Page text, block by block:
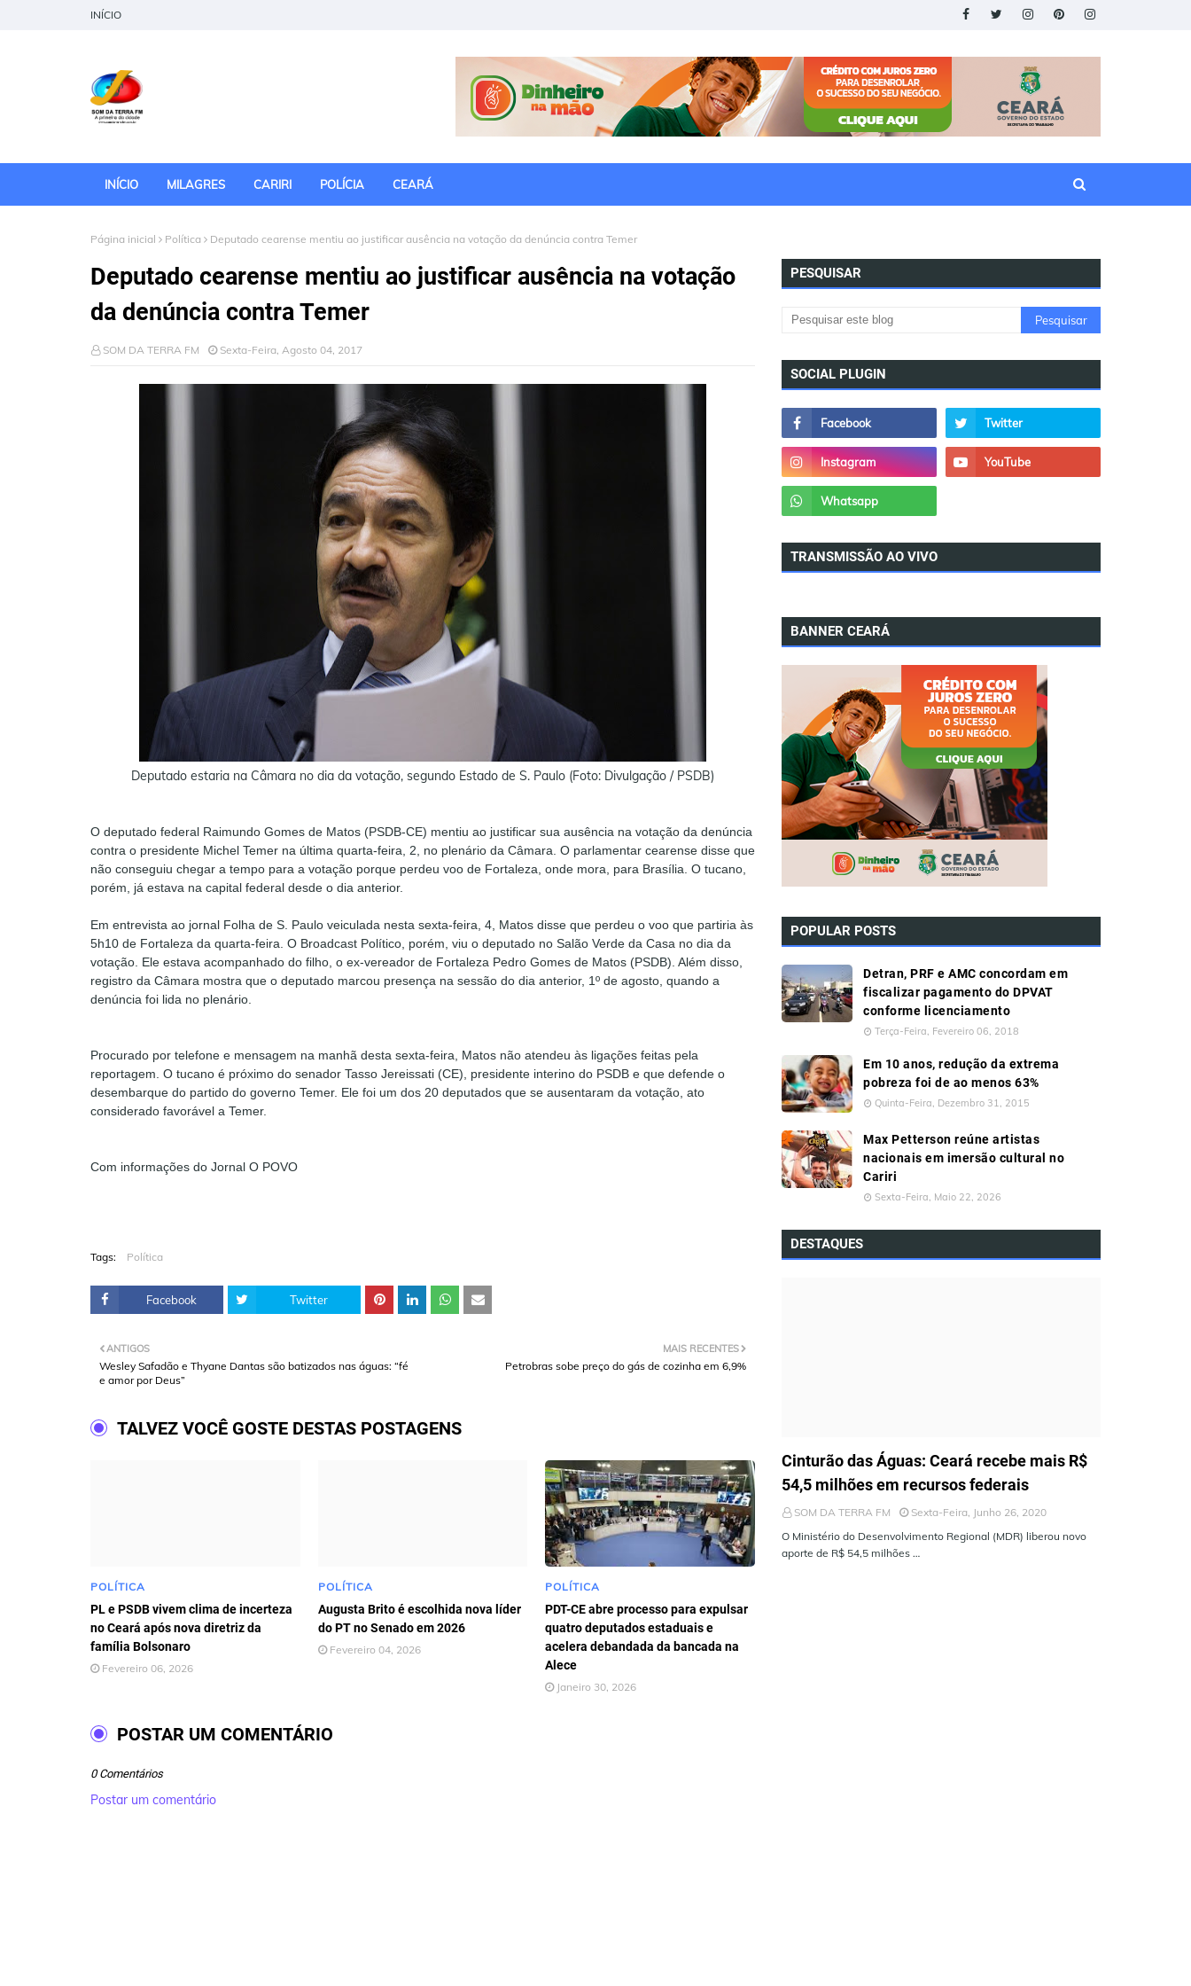
INÍCIO
INÍCIO MILAGRES CARIRI POLÍCIA CEARÁ
Página inicial Política Deputado cearense mentiu ao justificar ausência na votação da denúncia contra Temer
Deputado cearense mentiu ao justificar ausência na votação
da denúncia contra Temer
SOM DA TERRA FM Sexta-Feira, Agosto 04, 2017
Deputado estaria na Câmara no dia da votação, segundo Estado de S. Paulo (Foto: Divulgação / PSDB)
O deputado federal Raimundo Gomes de Matos (PSDB-CE) mentiu ao justificar sua ausência na votação da denúncia
contra o presidente Michel Temer na última quarta-feira, 2, no plenário da Câmara. O parlamentar cearense disse que
não conseguiu chegar a tempo para a votação porque perdeu voo de Fortaleza, onde mora, para Brasília. O tucano,
porém, já estava na capital federal desde o dia anterior.
Em entrevista ao jornal Folha de S. Paulo veiculada nesta sexta-feira, 4, Matos disse que perdeu o voo que partiria às
5h10 de Fortaleza da quarta-feira. O Broadcast Político, porém, viu o deputado no Salão Verde da Casa no dia da
votação. Ele estava acompanhado do filho, o ex-vereador de Fortaleza Pedro Gomes de Matos (PSDB). Além disso,
registro da Câmara mostra que o deputado marcou presença na sessão do dia anterior, 1º de agosto, quando a
denúncia foi lida no plenário.
Procurado por telefone e mensagem na manhã desta sexta-feira, Matos não atendeu às ligações feitas pela
reportagem. O tucano é próximo do senador Tasso Jereissati (CE), presidente interino do PSDB e que defende o
desembarque do partido do governo Temer. Ele foi um dos 20 deputados que se ausentaram da votação, ato
considerado favorável a Temer.
Com informações do Jornal O POVO
Tags: Política
Facebook Twitter
MAIS RECENTES
Petrobras sobe preço do gás de cozinha em 6,9%
ANTIGOS
Wesley Safadão e Thyane Dantas são batizados nas águas: “fé
e amor por Deus”
TALVEZ VOCÊ GOSTE DESTAS POSTAGENS
POLÍTICA
PL e PSDB vivem clima de incerteza
no Ceará após nova diretriz da
família Bolsonaro
Fevereiro 06, 2026
POLÍTICA
Augusta Brito é escolhida nova líder
do PT no Senado em 2026
Fevereiro 04, 2026
POLÍTICA
PDT-CE abre processo para expulsar
quatro deputados estaduais e
acelera debandada da bancada na
Alece
Janeiro 30, 2026
POSTAR UM COMENTÁRIO
0 Comentários
Postar um comentário
PESQUISAR
SOCIAL PLUGIN
TRANSMISSÃO AO VIVO
BANNER CEARÁ
POPULAR POSTS
Detran, PRF e AMC concordam em
fiscalizar pagamento do DPVAT
conforme licenciamento
Terça-Feira, Fevereiro 06, 2018
Em 10 anos, redução da extrema
pobreza foi de ao menos 63%
Quinta-Feira, Dezembro 31, 2015
Max Petterson reúne artistas
nacionais em imersão cultural no
Cariri
Sexta-Feira, Maio 22, 2026
DESTAQUES
Cinturão das Águas: Ceará recebe mais R$
54,5 milhões em recursos federais
SOM DA TERRA FM
Sexta-Feira, Junho 26, 2020
O Ministério do Desenvolvimento Regional (MDR) liberou novo
aporte de R$ 54,5 milhões …